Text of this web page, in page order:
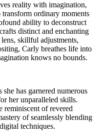
reality with imagination,
ordinary moments
ability to deconstruct
distinct and enchanting
skillful adjustments,
Carly breathes life into
knows no bounds.
has garnered numerous
her unparalleled skills.
reminiscent of revered
of seamlessly blending
techniques.